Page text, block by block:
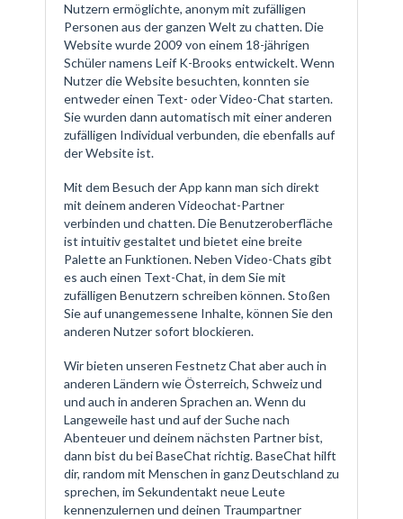
Nutzern ermöglichte, anonym mit zufälligen
Personen aus der ganzen Welt zu chatten. Die
Website wurde 2009 von einem 18-jährigen
Schüler namens Leif K-Brooks entwickelt. Wenn
Nutzer die Website besuchten, konnten sie
entweder einen Text- oder Video-Chat starten.
Sie wurden dann automatisch mit einer anderen
zufälligen Individual verbunden, die ebenfalls auf
der Website ist.
Mit dem Besuch der App kann man sich direkt
mit deinem anderen Videochat-Partner
verbinden und chatten. Die Benutzeroberfläche
ist intuitiv gestaltet und bietet eine breite
Palette an Funktionen. Neben Video-Chats gibt
es auch einen Text-Chat, in dem Sie mit
zufälligen Benutzern schreiben können. Stoßen
Sie auf unangemessene Inhalte, können Sie den
anderen Nutzer sofort blockieren.
Wir bieten unseren Festnetz Chat aber auch in
anderen Ländern wie Österreich, Schweiz und
und auch in anderen Sprachen an. Wenn du
Langeweile hast und auf der Suche nach
Abenteuer und deinem nächsten Partner bist,
dann bist du bei BaseChat richtig. BaseChat hilft
dir, random mit Menschen in ganz Deutschland zu
sprechen, im Sekundentakt neue Leute
kennenzulernen und deinen Traumpartner